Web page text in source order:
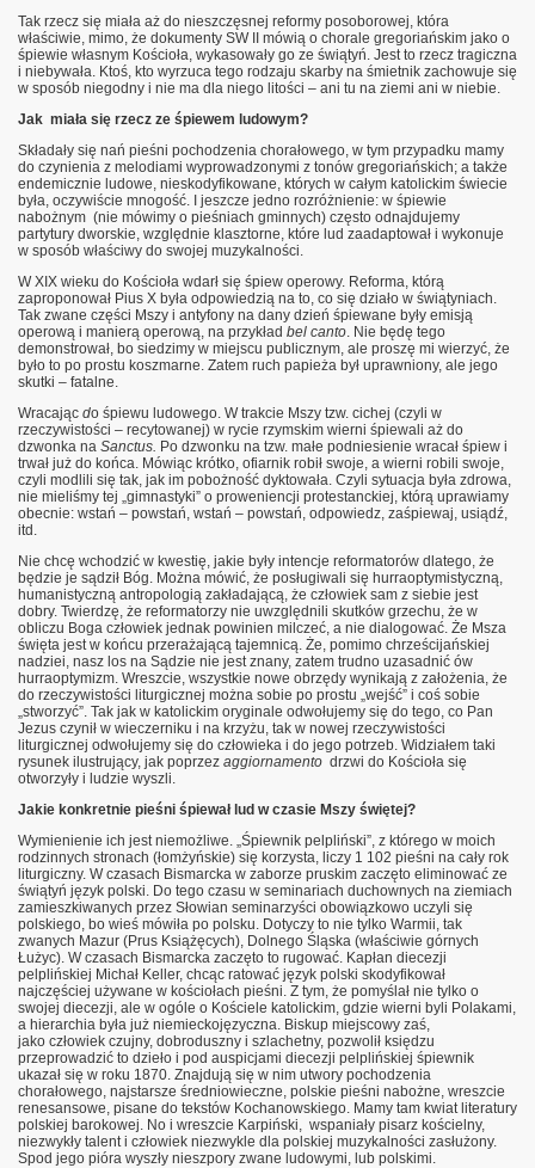
Tak rzecz się miała aż do nieszczęsnej reformy posoborowej, która
właściwie, mimo, że dokumenty SW II mówią o chorale gregoriańskim jako o
śpiewie własnym Kościoła, wykasowały go ze świątyń. Jest to rzecz tragiczna
i niebywała. Ktoś, kto wyrzuca tego rodzaju skarby na śmietnik zachowuje się
w sposób niegodny i nie ma dla niego litości – ani tu na ziemi ani w niebie.
Jak miała się rzecz ze śpiewem ludowym?
Składały się nań pieśni pochodzenia chorałowego, w tym przypadku mamy
do czynienia z melodiami wyprowadzonymi z tonów gregoriańskich; a także
endemicznie ludowe, nieskodyfikowane, których w całym katolickim świecie
była, oczywiście mnogość. I jeszcze jedno rozróżnienie: w śpiewie
nabożnym (nie mówimy o pieśniach gminnych) często odnajdujemy
partytury dworskie, względnie klasztorne, które lud zaadaptował i wykonuje
w sposób właściwy do swojej muzykalności.
W XIX wieku do Kościoła wdarł się śpiew operowy. Reforma, którą
zaproponował Pius X była odpowiedzią na to, co się działo w świątyniach.
Tak zwane części Mszy i antyfony na dany dzień śpiewane były emisją
operową i manierą operową, na przykład bel canto. Nie będę tego
demonstrował, bo siedzimy w miejscu publicznym, ale proszę mi wierzyć, że
było to po prostu koszmarne. Zatem ruch papieża był uprawniony, ale jego
skutki – fatalne.
Wracając do śpiewu ludowego. W trakcie Mszy tzw. cichej (czyli w
rzeczywistości – recytowanej) w rycie rzymskim wierni śpiewali aż do
dzwonka na Sanctus. Po dzwonku na tzw. małe podniesienie wracał śpiew i
trwał już do końca. Mówiąc krótko, ofiarnik robił swoje, a wierni robili swoje,
czyli modlili się tak, jak im pobożność dyktowała. Czyli sytuacja była zdrowa,
nie mieliśmy tej „gimnastyki” o proweniencji protestanckiej, którą uprawiamy
obecnie: wstań – powstań, wstań – powstań, odpowiedz, zaśpiewaj, usiądź,
itd.
Nie chcę wchodzić w kwestię, jakie były intencje reformatorów dlatego, że
będzie je sądził Bóg. Można mówić, że posługiwali się hurraoptymistyczną,
humanistyczną antropologią zakładającą, że człowiek sam z siebie jest
dobry. Twierdzę, że reformatorzy nie uwzględnili skutków grzechu, że w
obliczu Boga człowiek jednak powinien milczeć, a nie dialogować. Że Msza
święta jest w końcu przerażającą tajemnicą. Że, pomimo chrześcijańskiej
nadziei, nasz los na Sądzie nie jest znany, zatem trudno uzasadnić ów
hurraoptymizm. Wreszcie, wszystkie nowe obrzędy wynikają z założenia, że
do rzeczywistości liturgicznej można sobie po prostu „wejść” i coś sobie
„stworzyć”. Tak jak w katolickim oryginale odwołujemy się do tego, co Pan
Jezus czynił w wieczerniku i na krzyżu, tak w nowej rzeczywistości
liturgicznej odwołujemy się do człowieka i do jego potrzeb. Widziałem taki
rysunek ilustrujący, jak poprzez aggiornamento drzwi do Kościoła się
otworzyły i ludzie wyszli.
Jakie konkretnie pieśni śpiewał lud w czasie Mszy świętej?
Wymienienie ich jest niemożliwe. „Śpiewnik pelpliński”, z którego w moich
rodzinnych stronach (łomżyńskie) się korzysta, liczy 1 102 pieśni na cały rok
liturgiczny. W czasach Bismarcka w zaborze pruskim zaczęto eliminować ze
świątyń język polski. Do tego czasu w seminariach duchownych na ziemiach
zamieszkiwanych przez Słowian seminarzyści obowiązkowo uczyli się
polskiego, bo wieś mówiła po polsku. Dotyczy to nie tylko Warmii, tak
zwanych Mazur (Prus Książęcych), Dolnego Śląska (właściwie górnych
Łużyc). W czasach Bismarcka zaczęto to rugować. Kapłan diecezji
pelplińskiej Michał Keller, chcąc ratować język polski skodyfikował
najczęściej używane w kościołach pieśni. Z tym, że pomyślał nie tylko o
swojej diecezji, ale w ogóle o Kościele katolickim, gdzie wierni byli Polakami,
a hierarchia była już niemieckojęzyczna. Biskup miejscowy zaś,
jako człowiek czujny, dobroduszny i szlachetny, pozwolił księdzu
przeprowadzić to dzieło i pod auspicjami diecezji pelplińskiej śpiewnik
ukazał się w roku 1870. Znajdują się w nim utwory pochodzenia
chorałowego, najstarsze średniowieczne, polskie pieśni nabożne, wreszcie
renesansowe, pisane do tekstów Kochanowskiego. Mamy tam kwiat literatury
polskiej barokowej. No i wreszcie Karpiński, wspaniały pisarz kościelny,
niezwykły talent i człowiek niezwykle dla polskiej muzykalności zasłużony.
Spod jego pióra wyszły nieszpory zwane ludowymi, lub polskimi.